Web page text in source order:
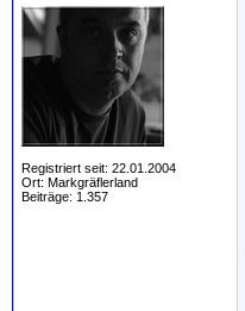
Registriert seit: 22.01.2004
Ort: Markgräflerland
Beiträge: 1.357